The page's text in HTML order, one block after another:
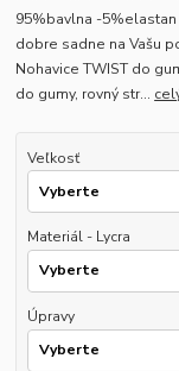
95%bavlna -
dobre sadne na Vašu
Nohavice TWIST do
do gumy, rovný str...
Veľkosť
Materiál - Lycra
Úpravy